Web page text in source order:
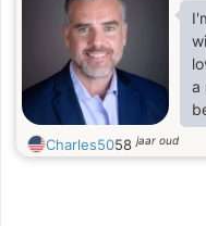
a
Charles5058jaar oud